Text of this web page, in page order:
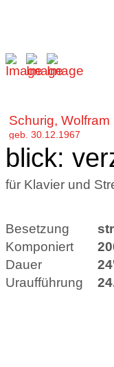
Schurig, Wolfram
geb. 30.12.1967
blick:
für Klavier und
Besetzung
Komponiert
Dauer
Uraufführung